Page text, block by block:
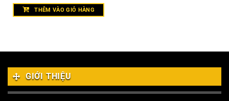
THÊM VÀO GIỎ HÀNG
GIỚI THIỆU